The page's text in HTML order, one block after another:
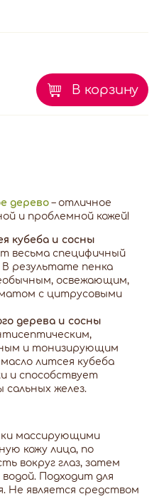
В корзину
дерево – отличное
и проблемной кожей!
кубеба и сосны
весьма специфичный
В результате пенка
освежающим,
с цитрусовыми
дерева и сосны
и тонизирующим
литсея кубеба
и способствует
желез.
массирующими
кожу лица, по
вокруг глаз, затем
Подходит для
Не является средством